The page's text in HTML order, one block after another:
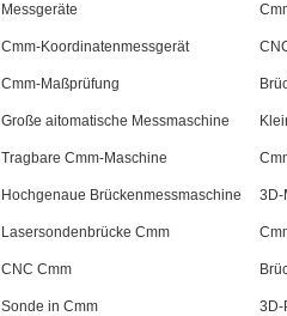
Messgeräte
Cmm-Koordinatenmessgerät
Cmm-Maßprüfung
Große aitomatische Messmaschine
Tragbare Cmm-Maschine
Hochgenaue Brückenmessmaschine 3D-
Lasersondenbrücke Cmm
CNC Cmm
Sonde in Cmm 3D-